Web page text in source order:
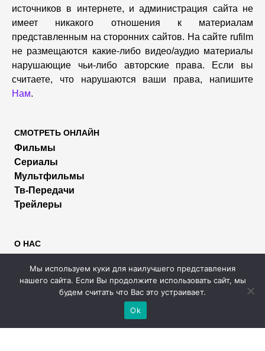
источников в интернете, и администрация сайта не
имеет никакого отношения к материалам
представленным на сторонних сайтов. На сайте rufilm
не размещаются какие-либо видео/аудио материалы
нарушающие чьи-либо авторские права. Если вы
считаете, что нарушаются ваши права, напишите
Нам.
СМОТРЕТЬ ОНЛАЙН
Фильмы
Сериалы
Мультфильмы
Тв-Передачи
Трейлеры
О НАС
Правообладателям
Размещение рекламы
Мы используем куки для наилучшего представления
нашего сайта. Если Вы продолжите использовать сайт, мы
будем считать что Вас это устраивает.
Ok